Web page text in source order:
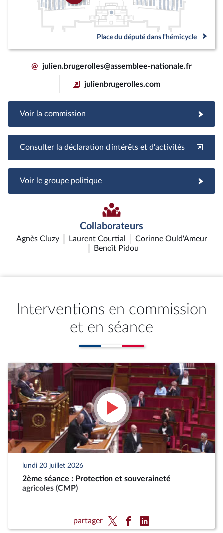
Place du député dans l'hémicycle
@ julien.brugerolles@assemblee-nationale.fr
julienbrugerolles.com
Voir la commission
Consulter la déclaration d'intérêts et d'activités
Voir le groupe politique
Collaborateurs
Agnès Cluzy Laurent Courtial
Corinne Ould'Ameur
Benoît Pidou
Interventions en commission
et en séance
lundi 20 juillet 2026
2ème séance : Protection et souveraineté
agricoles (CMP)
partager